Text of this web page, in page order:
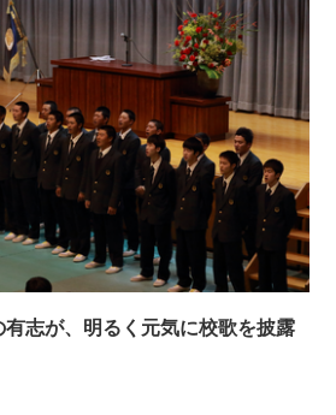
志が、明るく元気に校歌を披露